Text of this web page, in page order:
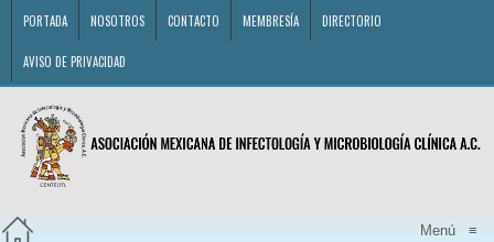
PORTADA NOSOTROS CONTACTO MEMBRESÍA DIRECTORIO
AVISO DE PRIVACIDAD
Menú ≡